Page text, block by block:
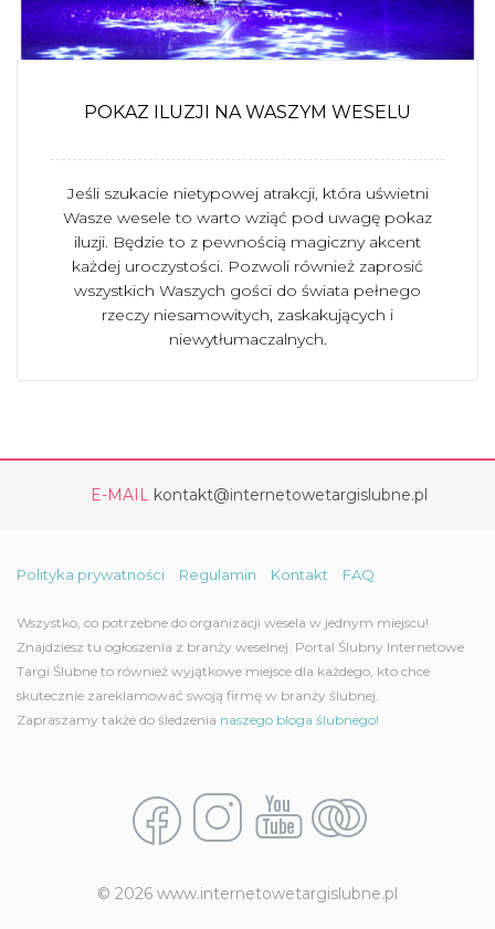
POKAZ ILUZJI NA WASZYM WESELU
Jeśli szukacie nietypowej atrakcji, która uświetni
Wasze wesele to warto wziąć pod uwagę pokaz
iluzji. Będzie to z pewnością magiczny akcent
każdej uroczystości. Pozwoli również zaprosić
wszystkich Waszych gości do świata pełnego
rzeczy niesamowitych, zaskakujących i
niewytłumaczalnych.
E-MAIL kontakt@internetowetargislubne.pl
Polityka prywatności Regulamin Kontakt FAQ
Wszystko, co potrzebne do organizacji wesela w jednym miejscu!
Znajdziesz tu ogłoszenia z branży weselnej. Portal Ślubny Internetowe
Targi Ślubne to również wyjątkowe miejsce dla każdego, kto chce
skutecznie zareklamować swoją firmę w branży ślubnej.
Zapraszamy także do śledzenia naszego bloga ślubnego!
© 2026 www.internetowetargislubne.pl